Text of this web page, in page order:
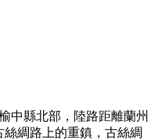
中縣北部，陸路距離蘭州
綢路上的重鎮，古絲綢